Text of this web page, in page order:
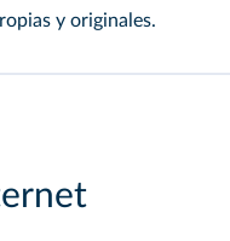
y originales.